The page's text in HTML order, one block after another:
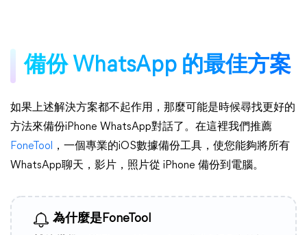
備份 WhatsApp 的最佳方案
如果上述解決方案都不起作用，那麼可能是時候尋找更好的
方法來備份iPhone WhatsApp對話了。在這裡我們推薦
FoneTool
，一個專業的iOS數據備份工具，使您能夠將所有
WhatsApp聊天，影片，照片從 iPhone 備份到電腦。
為什麼是FoneTool